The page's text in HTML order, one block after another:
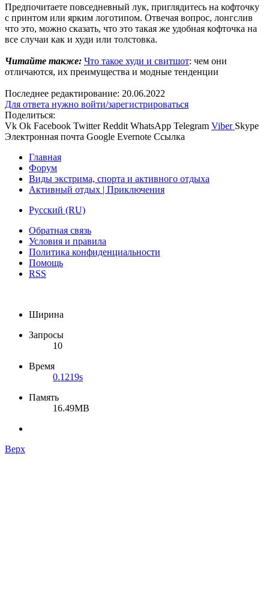
Предпочитаете повседневный лук, приглядитесь на кофточку
с принтом или ярким логотипом. Отвечая вопрос, лонгслив
что это, можно сказать, что это такая же удобная кофточка на
все случаи как и худи или толстовка.
Читайте также: Что такое худи и свитшот: чем они
отличаются, их преимущества и модные тенденции
Последнее редактирование: 20.06.2022
Для ответа нужно войти/зарегистрироваться
Поделиться:
Vk Ok Facebook Twitter Reddit WhatsApp Telegram Viber Skype
Электронная почта Google Evernote Ссылка
Главная
Форум
Виды экстрима, спорта и активного отдыха
Активный отдых | Приключения
Русский (RU)
Обратная связь
Условия и правила
Политика конфиденциальности
Помощь
RSS
Ширина
Запросы
10
Время
0.1219s
Память
16.49MB
Верх